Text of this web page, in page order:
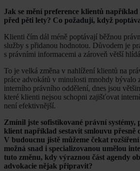
Jak se mění preference klientů
před pěti lety? Co požadují, když
Klienti čím dál méně poptávají běžnou
služby s přidanou hodnotou. Důvodem je
s právními informacemi a zároveň větší
To je velká změna v nahlížení klientů na
práce advokátů v minulosti mnohdy bývalo
interního právního oddělení, dnes jsou
které klienti nejsou schopni zajišťovat
není efektivnější.
Zmínil jste sofistikované právní systémy,
klient například sestavit smlouvu přesně
V budoucnu jistě můžeme čekat
možná snad i specializovanou umělou
tuto změnu, kdy výraznou část agendy
advokacie nějak připravit?